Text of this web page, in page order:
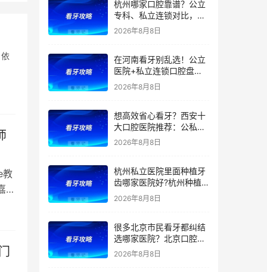
教
全曝光
杭州哪家口腔靠谱？公立
专科、私立连锁对比，医
院优势、特色、擅长全都
种牙、矫正最新价格
2026年8月8日
在河南看牙别乱选！公立
医院+私立连锁口腔盘
点，医院优势、擅长项目
一文全讲清！种植牙、矫
避坑收好！附价格表
2026年8月8日
想高效省心看牙？西安十
大口腔医院推荐：公私立
综合实力测评，精准匹配
齿项目价格参考
2026年8月8日
杭州私立医院里面种植牙
齿哪家医院好?杭州种植
牙齿多少钱一颗?杭州种
植牙哪个医生好?
2026年8月8日
很多北京市民看牙都纠结
选哪家医院？北京口腔医
院前五排名出炉！看牙首
2026年8月8日